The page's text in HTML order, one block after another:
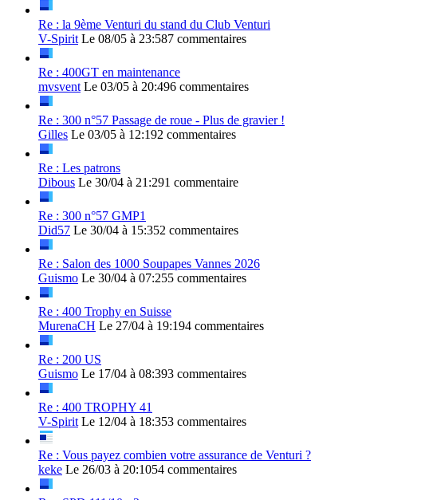
Re : la 9ème Venturi du stand du Club Venturi
V-Spirit Le 08/05 à 23:587 commentaires
Re : 400GT en maintenance
mvsvent Le 03/05 à 20:496 commentaires
Re : 300 n°57 Passage de roue - Plus de gravier !
Gilles Le 03/05 à 12:192 commentaires
Re : Les patrons
Dibous Le 30/04 à 21:291 commentaire
Re : 300 n°57 GMP1
Did57 Le 30/04 à 15:352 commentaires
Re : Salon des 1000 Soupapes Vannes 2026
Guismo Le 30/04 à 07:255 commentaires
Re : 400 Trophy en Suisse
MurenaCH Le 27/04 à 19:194 commentaires
Re : 200 US
Guismo Le 17/04 à 08:393 commentaires
Re : 400 TROPHY 41
V-Spirit Le 12/04 à 18:353 commentaires
Re : Vous payez combien votre assurance de Venturi ?
keke Le 26/03 à 20:1054 commentaires